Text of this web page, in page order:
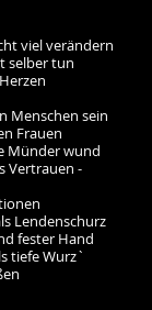
viel verändern
selber tun
Menschen sein
Frauen
Münder wund
Vertrauen -
Lendenschurz
fester Hand
tiefe Wurz`